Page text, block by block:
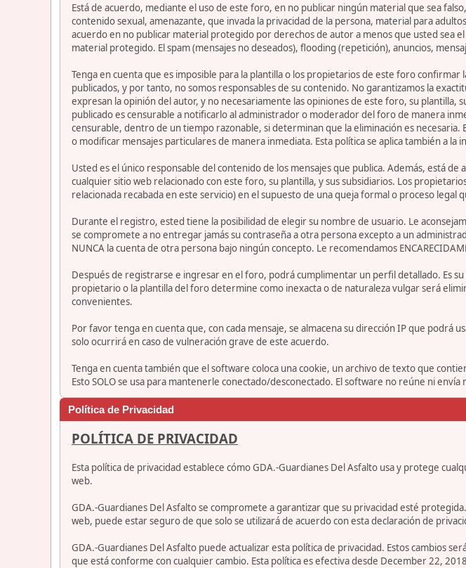
Está de acuerdo, mediante el uso de este foro, en no publicar ningún material que sea
contenido sexual, amenazante, que invada la privacidad de la persona, material para
acuerdo en no publicar material protegido por derechos de autor a menos que usted
material protegido. El spam (mensajes no deseados), flooding (repetición), anuncios,
Tenga en cuenta que es imposible para la plantilla o los propietarios de este foro
publicados, y por tanto, no somos responsables de su contenido. No garantizamos la
expresan la opinión del autor, y no necesariamente las opiniones de este foro, su plantilla,
publicado es censurable a notificarlo al administrador o moderador del foro de manera
censurable, dentro de un tiempo razonable, si determinan que la eliminación es
o modificar mensajes particulares de manera inmediata. Esta política se aplica también a
Usted es el único responsable del contenido de los mensajes que publica. Además, está
cualquier sitio web relacionado con este foro, su plantilla, y sus subsidiarios. Los
relacionada recabada en este servicio) en el supuesto de una queja formal o proceso
Durante el registro, ested tiene la posibilidad de elegir su nombre de usuario. Le
se compromete a no entregar jamás su contraseña a otra persona excepto a un
NUNCA la cuenta de otra persona bajo ningún concepto. Le recomendamos
Después de registrarse e ingresar en el foro, podrá cumplimentar un perfil detallado. Es
propietario o la plantilla del foro determine como inexacta o de naturaleza vulgar será
convenientes.
Por favor tenga en cuenta que, con cada mensaje, se almacena su dirección IP que podrá
solo ocurrirá en caso de vulneración grave de este acuerdo.
Tenga en cuenta también que el software coloca una cookie, un archivo de texto que
Esto SOLO se usa para mantenerle conectado/desconectado. El software no reúne ni
Política de Privacidad
POLÍTICA DE PRIVACIDAD
Esta política de privacidad establece cómo GDA.-Guardianes Del Asfalto usa y protege
web.
GDA.-Guardianes Del Asfalto se compromete a garantizar que su privacidad esté
web, puede estar seguro de que solo se utilizará de acuerdo con esta declaración de
GDA.-Guardianes Del Asfalto puede actualizar esta política de privacidad. Estos cambios
que está conforme con cualquier cambio. Esta política es efectiva desde December 22,